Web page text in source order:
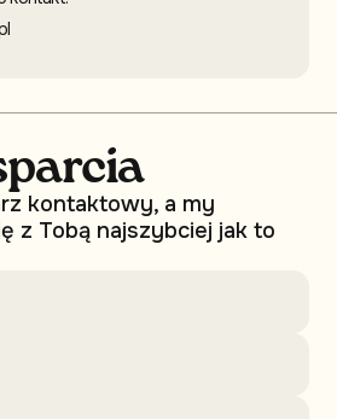
kontaktowy, a my
z Tobą najszybciej jak to